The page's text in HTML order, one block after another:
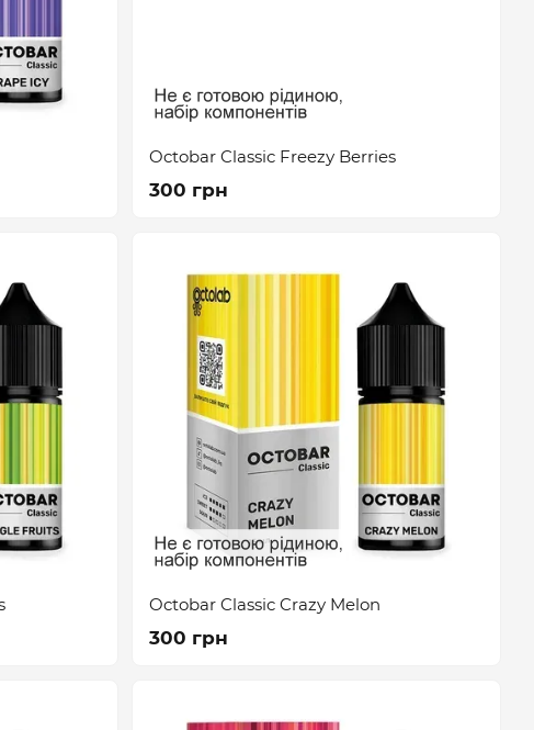
Octobar Classic Freezу Berries
300 грн
Octobar Classic Crazy Melon
300 грн